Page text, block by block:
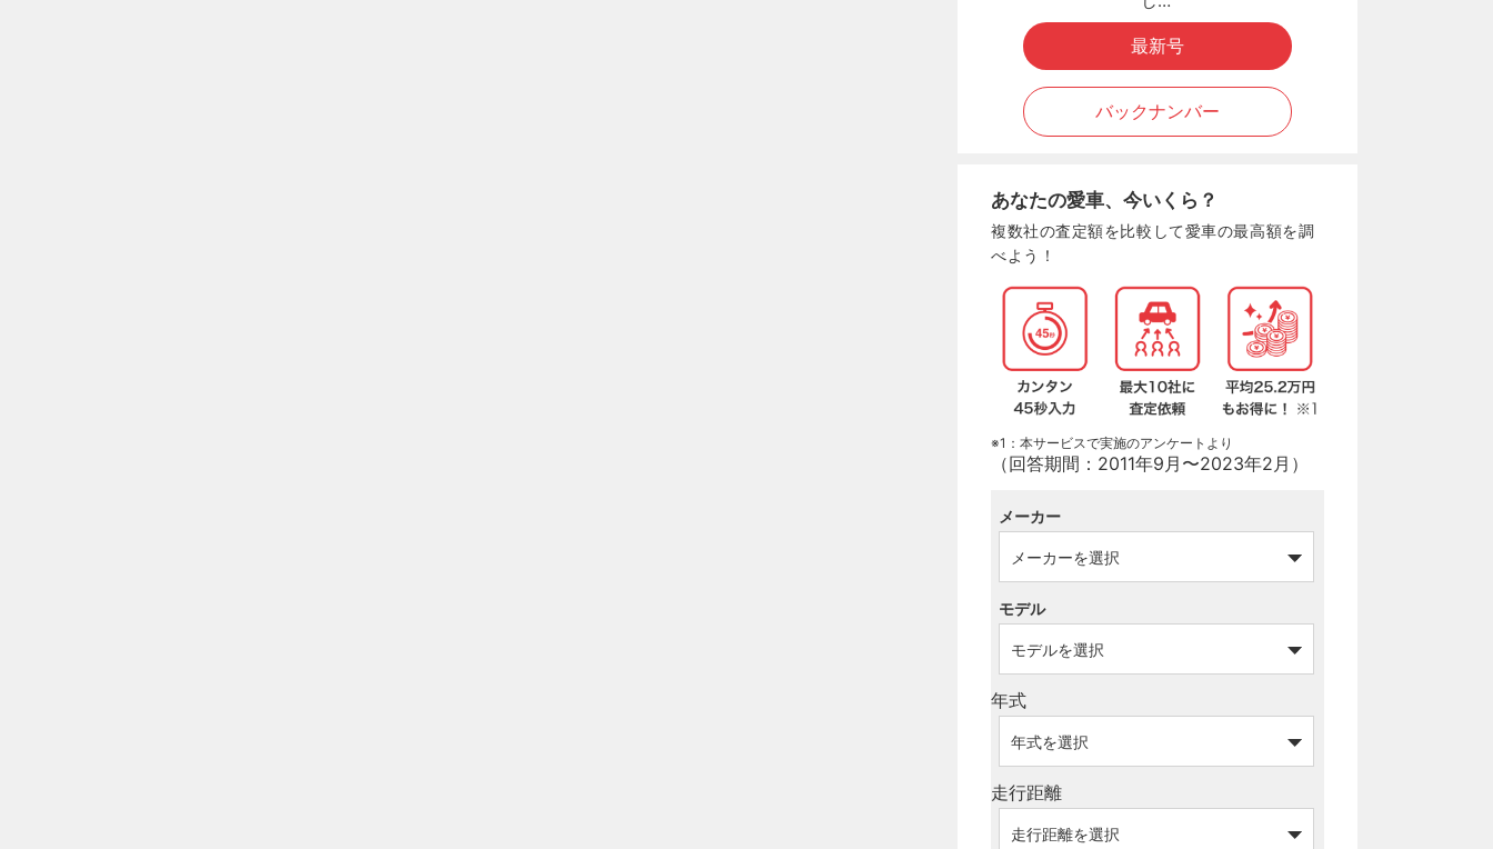
最新号
バックナンバー
あなたの愛車、今いくら？
複数社の査定額を比較して愛車の最高額を調
べよう！
※1：本サービスで実施のアンケートより
（回答期間：2011年9月〜2023年2月）
メーカー
モデル
年式
走行距離